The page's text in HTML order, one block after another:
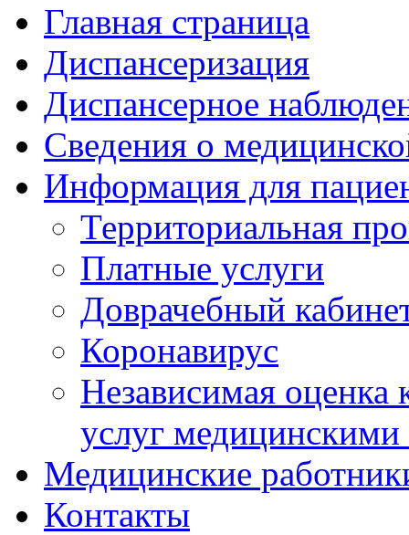
Главная страница
Диспансеризация
Диспансерное
Сведения о
Информация для
Территориальная
Платные услуги
Доврачебный
Коронавирус
Независимая оценка
услуг
Медицинские
Контакты